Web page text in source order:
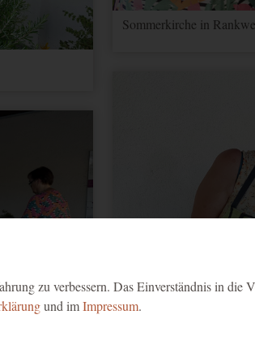
Sommerkirche in
zu verbessern. Das Einverständnis in die
und imImpressum.